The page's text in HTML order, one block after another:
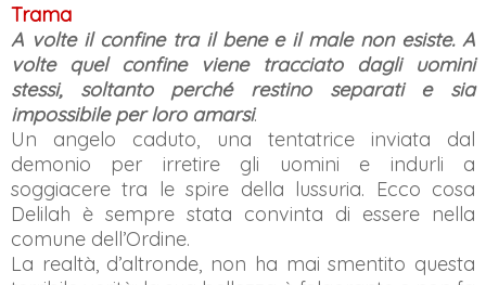
Trama
A volte il confine tra il bene e il male non esiste. A
volte quel confine viene tracciato dagli uomini
stessi, soltanto perché restino separati e sia
impossibile per loro amarsi.
Un angelo caduto, una tentatrice inviata dal
demonio per irretire gli uomini e indurli a
soggiacere tra le spire della lussuria. Ecco cosa
Delilah è sempre stata convinta di essere nella
comune dell’Ordine.
La realtà, d’altronde, non ha mai smentito questa